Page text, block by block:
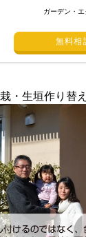
無料相
ガーデン・
・生垣作り